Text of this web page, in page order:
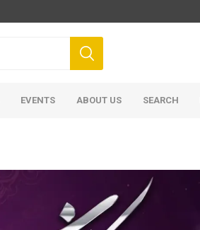
EVENTS ABOUT US SEARCH